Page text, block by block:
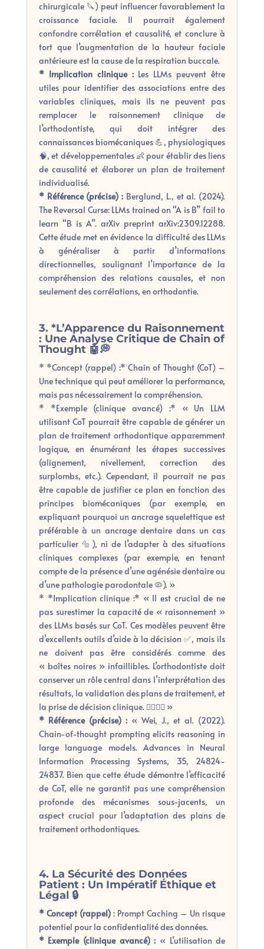
chirurgicale 🔪) peut influencer favorablement la
croissance faciale. Il pourrait également
confondre corrélation et causalité, et conclure à
tort que l’augmentation de la hauteur faciale
antérieure est la cause de la respiration buccale.
* Implication clinique :Les LLMs peuvent être
utiles pour identifier des associations entre des
variables cliniques, mais ils ne peuvent pas
remplacer le raisonnement clinique de
l’orthodontiste, qui doit intégrer des
connaissances biomécaniques 💪, physiologiques
🧠, et développementales 👶 pour établir des liens
de causalité et élaborer un plan de traitement
individualisé.
* Référence (précise) : Berglund, L., et al. (2024).
The Reversal Curse: LLMs trained on “A is B” fail to
learn “B is A”. arXiv preprint arXiv:2309.12288.
Cette étude met en évidence la difficulté des LLMs
à généraliser à partir d’informations
directionnelles, soulignant l’importance de la
compréhension des relations causales, et non
seulement des corrélations, en orthodontie.
3. *L’Apparence du Raisonnement
: Une Analyse Critique de Chain of
Thought 🤖💭
* *Concept (rappel) :* Chain of Thought (CoT) –
Une technique qui peut améliorer la performance,
mais pas nécessairement la compréhension.
* *Exemple (clinique avancé) :* « Un LLM
utilisant CoT pourrait être capable de générer un
plan de traitement orthodontique apparemment
logique, en énumérant les étapes successives
(alignement, nivellement, correction des
surplombs, etc.). Cependant, il pourrait ne pas
être capable de justifier ce plan en fonction des
principes biomécaniques (par exemple, en
expliquant pourquoi un ancrage squelettique est
préférable à un ancrage dentaire dans un cas
particulier 🔩), ni de l’adapter à des situations
cliniques complexes (par exemple, en tenant
compte de la présence d’une agénésie dentaire ou
d’une pathologie parodontale 🦠). »
* *Implication clinique :* « Il est crucial de ne
pas surestimer la capacité de « raisonnement »
des LLMs basés sur CoT. Ces modèles peuvent être
d’excellents outils d’aide à la décision ✅, mais ils
ne doivent pas être considérés comme des
« boîtes noires » infaillibles. L’orthodontiste doit
conserver un rôle central dans l’interprétation des
résultats, la validation des plans de traitement, et
la prise de décision clinique. 👨‍⚕️👩‍⚕️ »
* Référence (précise) :« Wei, J., et al. (2022).
Chain-of-thought prompting elicits reasoning in
large language models. Advances in Neural
Information Processing Systems, 35, 24824-
24837. Bien que cette étude démontre l’efficacité
de CoT, elle ne garantit pas une compréhension
profonde des mécanismes sous-jacents, un
aspect crucial pour l’adaptation des plans de
traitement orthodontiques.
4. La Sécurité des Données
Patient : Un Impératif Éthique et
Légal 🔒
* Concept (rappel): Prompt Caching – Un risque
potentiel pour la confidentialité des données.
* Exemple (clinique avancé) : « L’utilisation de